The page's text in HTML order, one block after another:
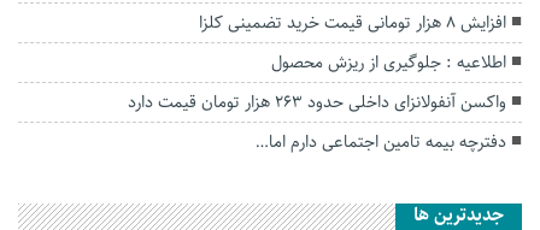
افزایش ۸ هزار تومانی قیمت خرید تضمینی کلزا
اطلاعیه : جلوگیری از ریزش محصول
واکسن آنفولانزای داخلی حدود ۲۶۳ هزار تومان قیمت دارد
دفترچه بیمه تامین اجتماعی دارم اما…
جديدترين ها